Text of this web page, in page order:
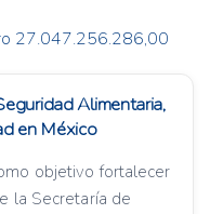
27.047.256.286,00
Alimentaria,
en México
objetivo fortalecer
la Secretaría de